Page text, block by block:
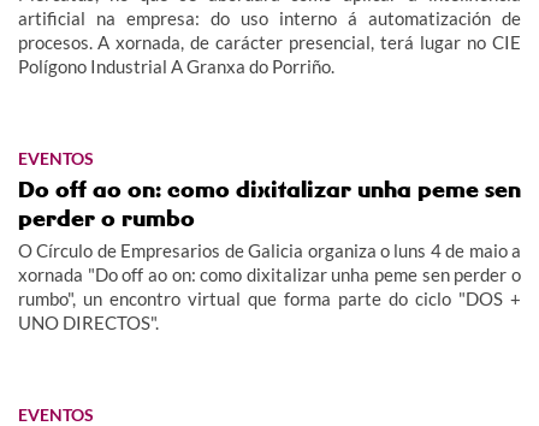
artificial na empresa: do uso interno á automatización de
procesos. A xornada, de carácter presencial, terá lugar no CIE
Polígono Industrial A Granxa do Porriño.
EVENTOS
Do off ao on: como dixitalizar unha peme sen
perder o rumbo
O Círculo de Empresarios de Galicia organiza o luns 4 de maio a
xornada "Do off ao on: como dixitalizar unha peme sen perder o
rumbo", un encontro virtual que forma parte do ciclo "DOS +
UNO DIRECTOS".
EVENTOS